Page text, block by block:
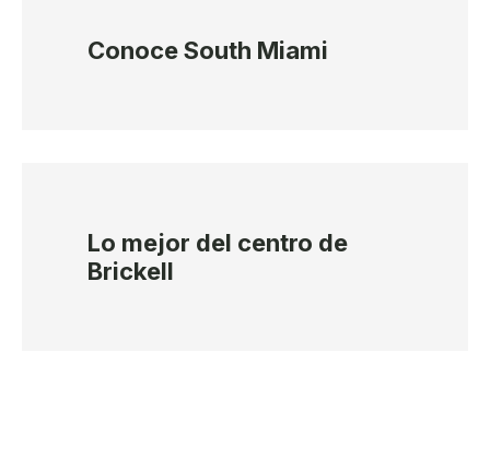
Conoce South Miami
Lo mejor del centro de
Brickell